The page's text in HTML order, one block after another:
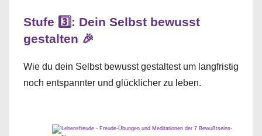
Stufe 3️⃣: Dein Selbst bewusst
gestalten 🎉
Wie du dein Selbst bewusst gestaltest um langfristig
noch entspannter und glücklicher zu leben.